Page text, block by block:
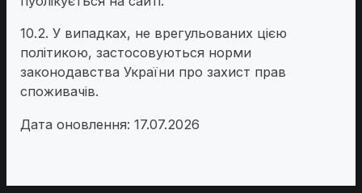
10.2. У випадках, не врегульованих цією
політикою, застосовуються норми
законодавства України про захист прав
споживачів.
Дата оновлення: 17.07.2026